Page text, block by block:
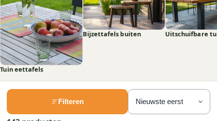
Tuin eettafels
Bijzettafels buiten Uitschuifbare
Filteren